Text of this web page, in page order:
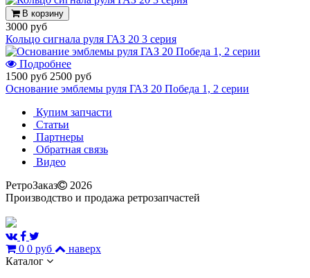
В корзину
3000 руб
Кольцо сигнала руля ГАЗ 20 3 серия
Подробнее
1500 руб 2500 руб
Основание эмблемы руля ГАЗ 20 Победа 1, 2 серии
Купим запчасти
Статьи
Партнеры
Обратная связь
Видео
РетроЗаказ
2026
Производство и продажа ретрозапчастей
0 0 руб
наверх
Каталог